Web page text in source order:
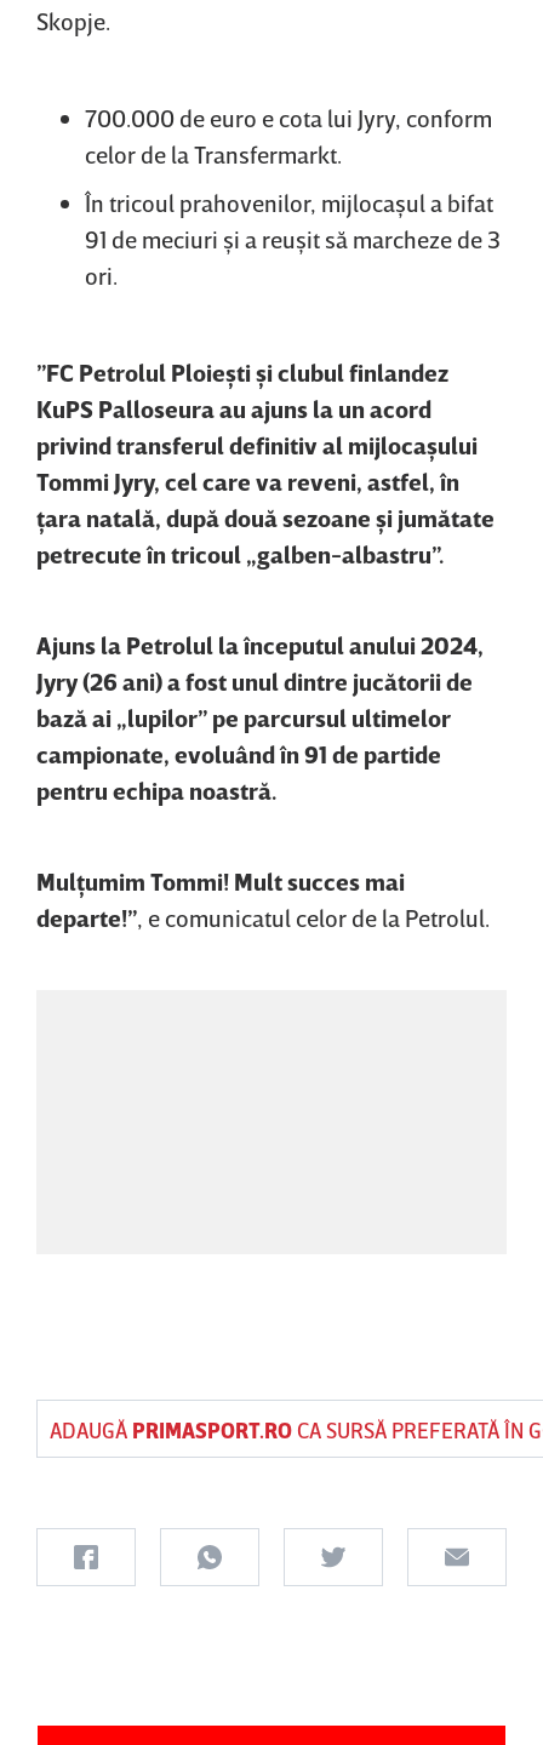
Skopje.
700.000 de euro e cota lui Jyry, conform
celor de la Transfermarkt.
În tricoul prahovenilor, mijlocaşul a bifat
91 de meciuri şi a reuşit să marcheze de 3
ori.
”FC Petrolul Ploieşti şi clubul finlandez
KuPS Palloseura au ajuns la un acord
privind transferul definitiv al mijlocaşului
Tommi Jyry, cel care va reveni, astfel, în
ţara natală, după două sezoane şi jumătate
petrecute în tricoul „galben-albastru”.
Ajuns la Petrolul la începutul anului 2024,
Jyry (26 ani) a fost unul dintre jucătorii de
bază ai „lupilor” pe parcursul ultimelor
campionate, evoluând în 91 de partide
pentru echipa noastră.
Mulţumim Tommi! Mult succes mai
departe!” , e comunicatul celor de la Petrolul.
ADAUGĂ PRIMASPORT.ROCA SURSĂ PREFERATĂ ÎN